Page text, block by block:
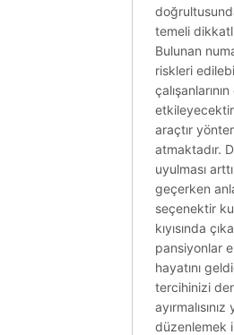
temeli
Bulunan
riskleri
etkileyecektir
araçtır
atmaktadır.
uyulması
geçerken
seçenektir
kıyısında
pansiyonlar
hayatını
tercihinizi
düzenlemek